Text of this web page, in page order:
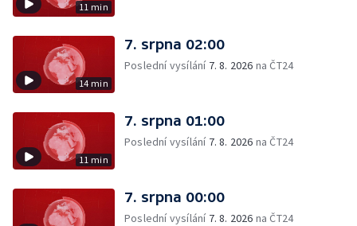
11 min
14 min
7. srpna 02:00
Poslední vysílání 7. 8. 2026 na ČT24
11 min
7. srpna 01:00
Poslední vysílání 7. 8. 2026 na ČT24
7. srpna 00:00
Poslední vysílání 7. 8. 2026 na ČT24